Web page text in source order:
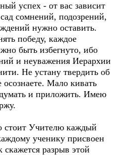
успех - от вас зависит
сомнений, подозрений,
нужно оставить.
победу, каждое
быть избегнуто, ибо
и неуважения Иерархии
Не устану твердить об
Мало кивать
и приложить. Имею
Учителю каждый
ученику присвоен
разрыв этой